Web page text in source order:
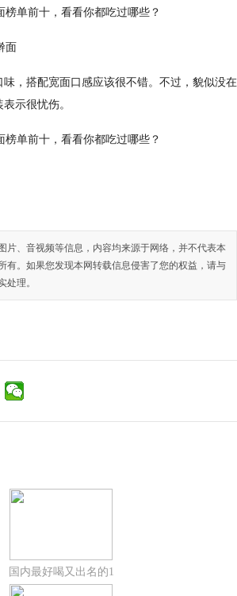
面
，搭配宽面口感应该很不错。不过，貌似没在
示很忧伤。
片、音视频等信息，内容均来源于网络，并不代表本
有。如果您发现本网转载信息侵害了您的权益，请与
处理。
国内最好喝又出名的1